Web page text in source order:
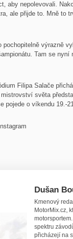
aby nepolevovali.
ale přijde to. Mně to
pochopitelně výrazně
Tam se
Filipa Salače
světa
pojede o víkendu 19.-
Dušan
Kmenový
MotorMix.cz,
spektru
přicházejí na